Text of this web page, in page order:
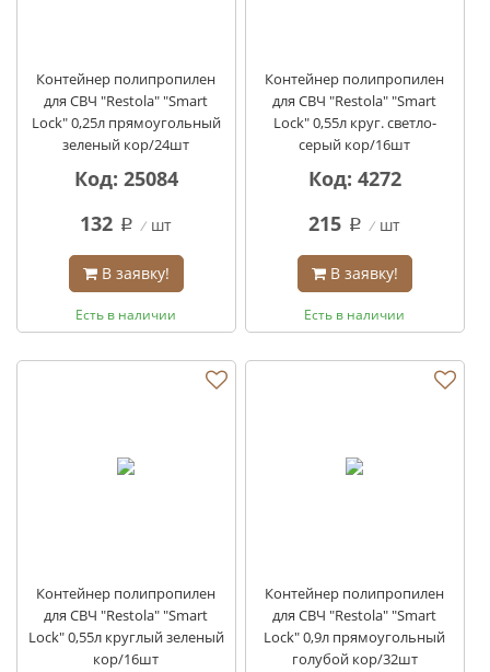
Контейнер полипропилен
для СВЧ "Restola" "Smart
Lock" 0,25л прямоугольный
зеленый кор/24шт
Код: 25084
132 q шт
В заявку!
Есть в наличии
Контейнер полипропилен
для СВЧ "Restola" "Smart
Lock" 0,55л круг. светло-
серый кор/16шт
Код: 4272
215 q шт
В заявку!
Есть в наличии
Контейнер полипропилен
для СВЧ "Restola" "Smart
Lock" 0,55л круглый зеленый
кор/16шт
Контейнер полипропилен
для СВЧ "Restola" "Smart
Lock" 0,9л прямоугольный
голубой кор/32шт